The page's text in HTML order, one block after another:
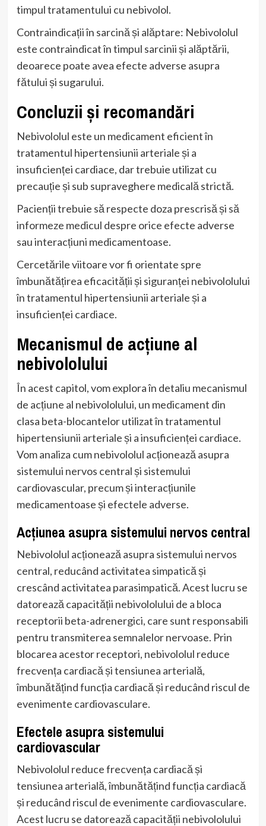
timpul tratamentului cu nebivolol.
Contraindicații în sarcină și alăptare: Nebivololul
este contraindicat în timpul sarcinii și alăptării,
deoarece poate avea efecte adverse asupra
fătului și sugarului.
Concluzii și recomandări
Nebivololul este un medicament eficient în
tratamentul hipertensiunii arteriale și a
insuficienței cardiace, dar trebuie utilizat cu
precauție și sub supraveghere medicală strictă.
Pacienții trebuie să respecte doza prescrisă și să
informeze medicul despre orice efecte adverse
sau interacțiuni medicamentoase.
Cercetările viitoare vor fi orientate spre
îmbunătățirea eficacității și siguranței nebivololului
în tratamentul hipertensiunii arteriale și a
insuficienței cardiace.
Mecanismul de acțiune al
nebivololului
În acest capitol, vom explora în detaliu mecanismul
de acțiune al nebivololului, un medicament din
clasa beta-blocantelor utilizat în tratamentul
hipertensiunii arteriale și a insuficienței cardiace.
Vom analiza cum nebivololul acționează asupra
sistemului nervos central și sistemului
cardiovascular, precum și interacțiunile
medicamentoase și efectele adverse.
Acțiunea asupra sistemului nervos central
Nebivololul acționează asupra sistemului nervos
central, reducând activitatea simpatică și
crescând activitatea parasimpatică. Acest lucru se
datorează capacității nebivololului de a bloca
receptorii beta-adrenergici, care sunt responsabili
pentru transmiterea semnalelor nervoase. Prin
blocarea acestor receptori, nebivololul reduce
frecvența cardiacă și tensiunea arterială,
îmbunătățind funcția cardiacă și reducând riscul de
evenimente cardiovasculare.
Efectele asupra sistemului
cardiovascular
Nebivololul reduce frecvența cardiacă și
tensiunea arterială, îmbunătățind funcția cardiacă
și reducând riscul de evenimente cardiovasculare.
Acest lucru se datorează capacității nebivololului